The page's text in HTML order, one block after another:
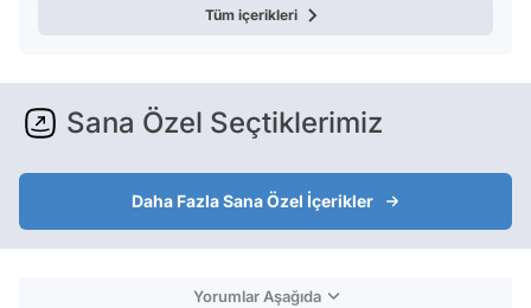
Tüm içerikleri
Sana Özel Seçtiklerimiz
Daha Fazla Sana Özel İçerikler
Yorumlar Aşağıda